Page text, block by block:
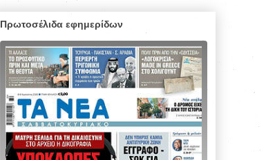
Πρωτοσέλιδα εφημερίδων